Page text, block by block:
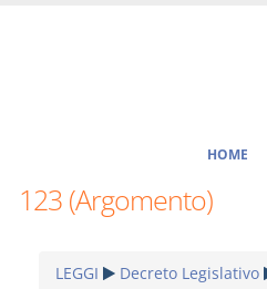
HOME
123 (Argomento)
LEGGI Decreto Legislativo